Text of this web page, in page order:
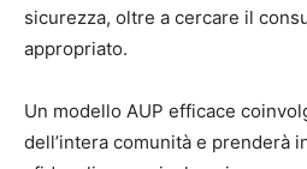
sicurezza, oltre a cercare il
appropriato.
Un modello AUP efficace
dell’intera comunità e prenderà